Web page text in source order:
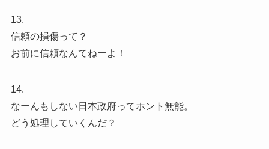
13.
信頼の損傷って？
お前に信頼なんてねーよ！
14.
なーんもしない日本政府ってホント無能。
どう処理していくんだ？